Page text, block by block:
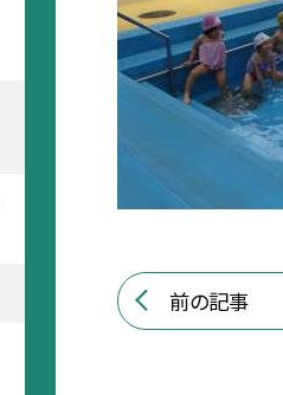
前の記事